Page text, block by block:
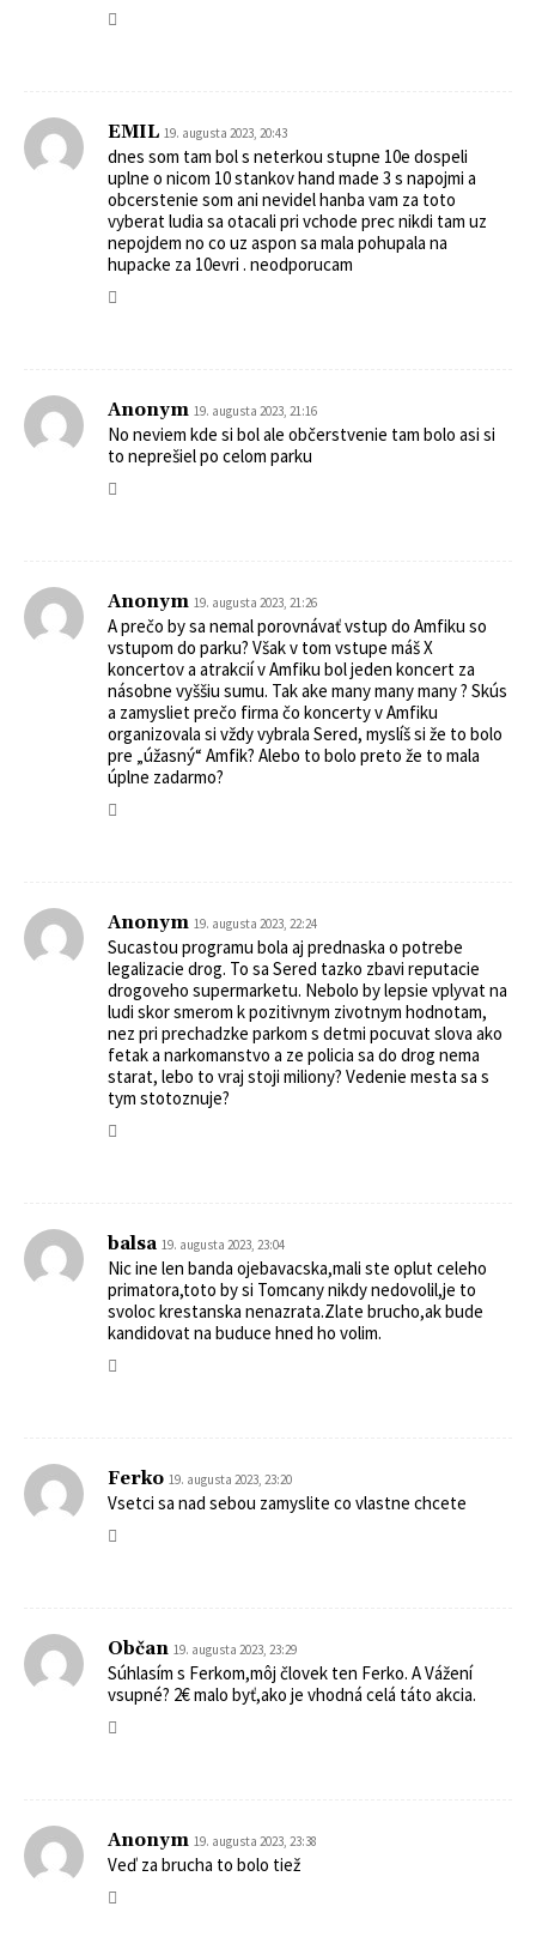
EMIL 19. augusta 2023, 20:43
dnes som tam bol s neterkou stupne 10e dospeli
uplne o nicom 10 stankov hand made 3 s napojmi a
obcerstenie som ani nevidel hanba vam za toto
vyberat ludia sa otacali pri vchode prec nikdi tam uz
nepojdem no co uz aspon sa mala pohupala na
hupacke za 10evri . neodporucam
Anonym 19. augusta 2023, 21:16
No neviem kde si bol ale občerstvenie tam bolo asi si
to neprešiel po celom parku
Anonym 19. augusta 2023, 21:26
A prečo by sa nemal porovnávať vstup do Amfiku so
vstupom do parku? Však v tom vstupe máš X
koncertov a atrakcií v Amfiku bol jeden koncert za
násobne vyššiu sumu. Tak ake many many many ? Skús
a zamysliet prečo firma čo koncerty v Amfiku
organizovala si vždy vybrala Sered, myslíš si že to bolo
pre „úžasný“ Amfik? Alebo to bolo preto že to mala
úplne zadarmo?
Anonym 19. augusta 2023, 22:24
Sucastou programu bola aj prednaska o potrebe
legalizacie drog. To sa Sered tazko zbavi reputacie
drogoveho supermarketu. Nebolo by lepsie vplyvat na
ludi skor smerom k pozitivnym zivotnym hodnotam,
nez pri prechadzke parkom s detmi pocuvat slova ako
fetak a narkomanstvo a ze policia sa do drog nema
starat, lebo to vraj stoji miliony? Vedenie mesta sa s
tym stotoznuje?
balsa 19. augusta 2023, 23:04
Nic ine len banda ojebavacska,mali ste oplut celeho
primatora,toto by si Tomcany nikdy nedovolil,je to
svoloc krestanska nenazrata.Zlate brucho,ak bude
kandidovat na buduce hned ho volim.
Ferko 19. augusta 2023, 23:20
Vsetci sa nad sebou zamyslite co vlastne chcete
Občan 19. augusta 2023, 23:29
Súhlasím s Ferkom,môj človek ten Ferko. A Vážení
vsupné? 2€ malo byť,ako je vhodná celá táto akcia.
Anonym 19. augusta 2023, 23:38
Veď za brucha to bolo tiež